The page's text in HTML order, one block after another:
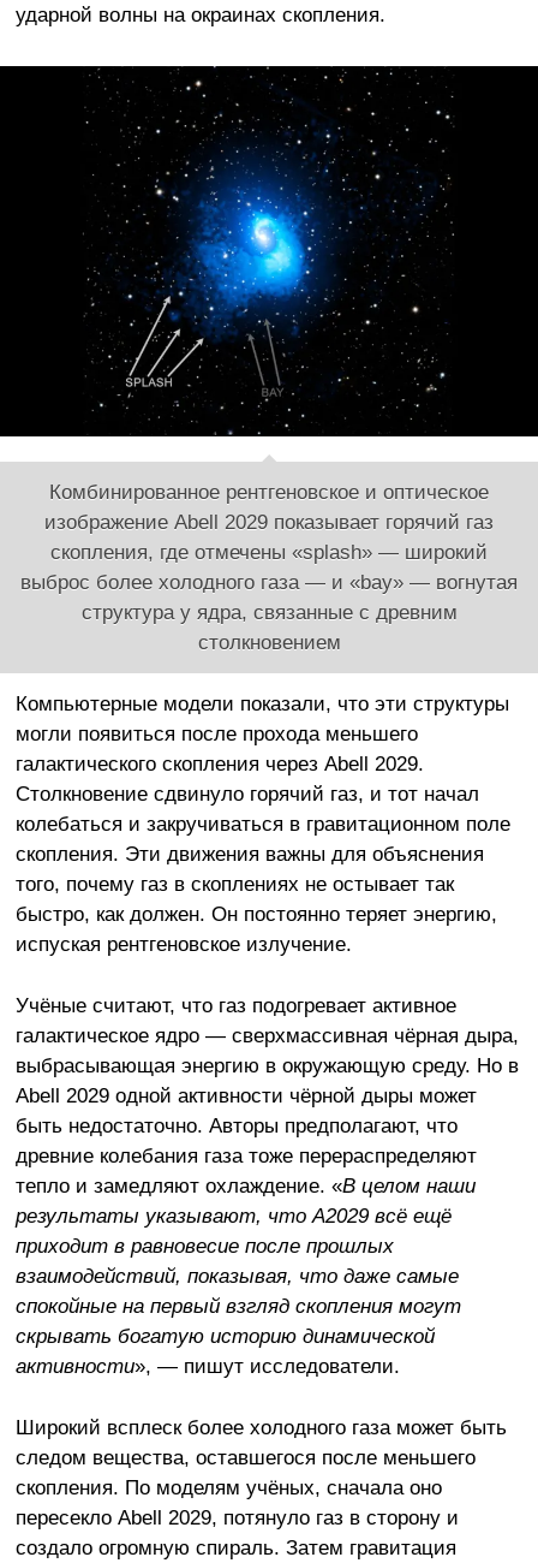
ударной волны на окраинах скопления.
Комбинированное рентгеновское и оптическое
изображение Abell 2029 показывает горячий газ
скопления, где отмечены «splash» — широкий
выброс более холодного газа — и «bay» — вогнутая
структура у ядра, связанные с древним
столкновением
Компьютерные модели показали, что эти структуры
могли появиться после прохода меньшего
галактического скопления через Abell 2029.
Столкновение сдвинуло горячий газ, и тот начал
колебаться и закручиваться в гравитационном поле
скопления. Эти движения важны для объяснения
того, почему газ в скоплениях не остывает так
быстро, как должен. Он постоянно теряет энергию,
испуская рентгеновское излучение.
Учёные считают, что газ подогревает активное
галактическое ядро — сверхмассивная чёрная дыра,
выбрасывающая энергию в окружающую среду. Но в
Abell 2029 одной активности чёрной дыры может
быть недостаточно. Авторы предполагают, что
древние колебания газа тоже перераспределяют
тепло и замедляют охлаждение. «В целом наши
результаты указывают, что A2029 всё ещё
приходит в равновесие после прошлых
взаимодействий, показывая, что даже самые
спокойные на первый взгляд скопления могут
скрывать богатую историю динамической
активности», — пишут исследователи.
Широкий всплеск более холодного газа может быть
следом вещества, оставшегося после меньшего
скопления. По моделям учёных, сначала оно
пересекло Abell 2029, потянуло газ в сторону и
создало огромную спираль. Затем гравитация